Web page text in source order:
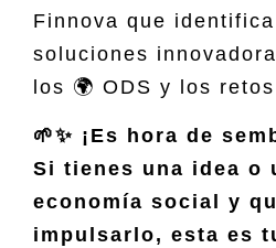
Finnova que
soluciones
los 🌍 ODS y los
🌱✨ ¡Es hora de
Si tienes una idea o
economía social y
impulsarlo, esta es